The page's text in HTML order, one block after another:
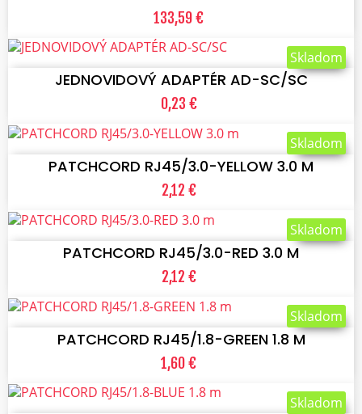
133,59 €
VLOŽIŤ DO KOŠÍKA
JEDNOVIDOVÝ ADAPTÉR AD-SC/SC
0,23 €
Skladom
VLOŽIŤ DO KOŠÍKA
PATCHCORD RJ45/3.0-YELLOW 3.0 M
2,12 €
Skladom
VLOŽIŤ DO KOŠÍKA
PATCHCORD RJ45/3.0-RED 3.0 M
2,12 €
Skladom
VLOŽIŤ DO KOŠÍKA
PATCHCORD RJ45/1.8-GREEN 1.8 M
1,60 €
Skladom
VLOŽIŤ DO KOŠÍKA
Skladom